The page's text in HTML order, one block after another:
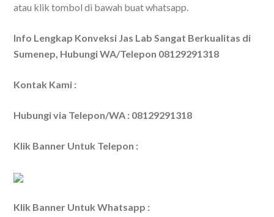
atau klik tombol di bawah buat whatsapp.
Info Lengkap Konveksi Jas Lab Sangat Berkualitas di
Sumenep, Hubungi WA/Telepon 08129291318
Kontak Kami :
Hubungi via Telepon/WA : 08129291318
Klik Banner Untuk Telepon :
Klik Banner Untuk Whatsapp :